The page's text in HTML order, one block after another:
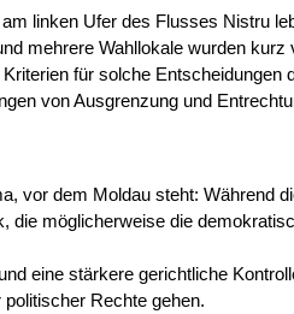
linken Ufer des Flusses Nistru
mehrere Wahllokale wurden kurz
für solche Entscheidungen
von Ausgrenzung und
vor dem Moldau steht: Während
die möglicherweise die
eine stärkere gerichtliche
Rechte gehen.